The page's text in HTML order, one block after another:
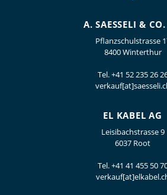
A. SAESSELI &
Pflanzschulstrasse
8400 Winterthur
Tel.+41 52 235 26
EL KABEL AG
Leisibachstrasse 9
6037 Root
Tel.+41 41 455 50